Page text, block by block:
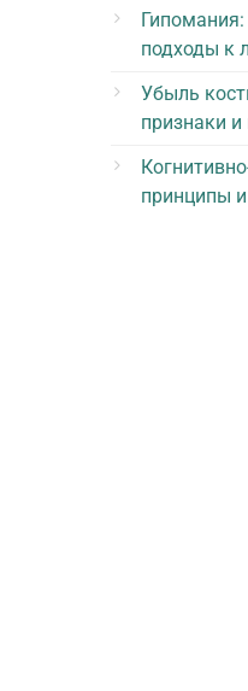
подходы к
Убыль
признаки
принципы